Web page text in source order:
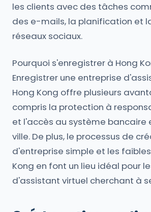
les clients avec des tâches
des e-mails, la planification et
réseaux sociaux.
Pourquoi s'enregistrer à Hong
Enregistrer une entreprise
Hong Kong offre plusieurs
compris la protection à
et l'accès au système bancaire
ville. De plus, le processus de
d'entreprise simple et les
Kong en font un lieu idéal pour
d'assistant virtuel cherchant à